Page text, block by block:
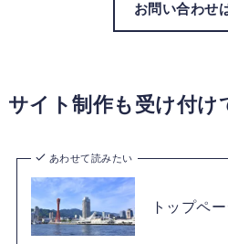
お問い合わせ
サイト制作も受け付け
あわせて読みたい
トップペ